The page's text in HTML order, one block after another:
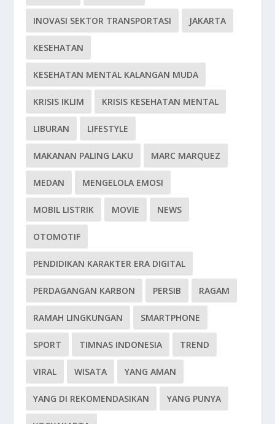
INOVASI SEKTOR TRANSPORTASI JAKARTA
KESEHATAN
KESEHATAN MENTAL KALANGAN MUDA
KRISIS IKLIM KRISIS KESEHATAN MENTAL
LIBURAN LIFESTYLE
MAKANAN PALING LAKU MARC MARQUEZ
MEDAN MENGELOLA EMOSI
MOBIL LISTRIK MOVIE NEWS
OTOMOTIF
PENDIDIKAN KARAKTER ERA DIGITAL
PERDAGANGAN KARBON PERSIB RAGAM
RAMAH LINGKUNGAN SMARTPHONE
SPORT TIMNAS INDONESIA TREND
VIRAL WISATA YANG AMAN
YANG DI REKOMENDASIKAN YANG PUNYA